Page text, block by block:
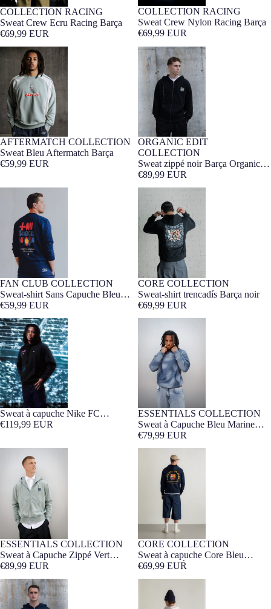
Unités limitées
Barça Exclusif
COLLECTION RACING
Sweat Crew Ecru Racing Barça
€69,99 EUR
Unités limitées
Barça Exclusif
COLLECTION RACING
Sweat Crew Nylon Racing Barça
€69,99 EUR
Sweat Bleu Aftermatch Barça
Barça Exclusif
AFTERMATCH COLLECTION
Sweat Bleu Aftermatch Barça
€59,99 EUR
Sweat zippé noir Barça Organic
Goals
Barça Exclusif
ORGANIC EDIT
COLLECTION
Sweat zippé noir Barça Organic
Goals
€89,99 EUR
Sweat-shirt Sans Capuche Bleu
Marine Fan Club Barça
Barça Exclusif
FAN CLUB COLLECTION
Sweat-shirt Sans Capuche Bleu
Marine Fan Club Barça
€59,99 EUR
Sweat-shirt trencadís Barça noir
Barça Exclusif
CORE COLLECTION
Sweat-shirt trencadís Barça noir
€69,99 EUR
Sweat à capuche Nike FC
Barcelone x Ed Sheeran x Spotify
Sweat à capuche Nike FC
Barcelone x Ed Sheeran x Spotify
€119,99 EUR
Barça Essentials
Barça Exclusif
ESSENTIALS COLLECTION
Sweat à Capuche Bleu Marine
Barça Essentials
€79,99 EUR
Barça Essentials
Barça Exclusif
ESSENTIALS COLLECTION
Sweat à Capuche Zippé Vert
Barça Essentials
€89,99 EUR
Sweat à capuche Core Bleu
Marine "MÉS QUE UN CLUB"
Barça Exclusif
CORE COLLECTION
Sweat à capuche Core Bleu
Marine "MÉS QUE UN CLUB"
€69,99 EUR
Sweat zippé bleu marine Barça
Organic Goals